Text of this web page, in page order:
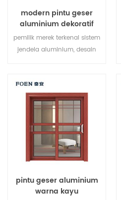
modern pintu geser
aluminium dekoratif
luar ruangan
pemilik merek terkenal sistem
jendela aluminium, desain
pintu geser aluminium
warna kayu